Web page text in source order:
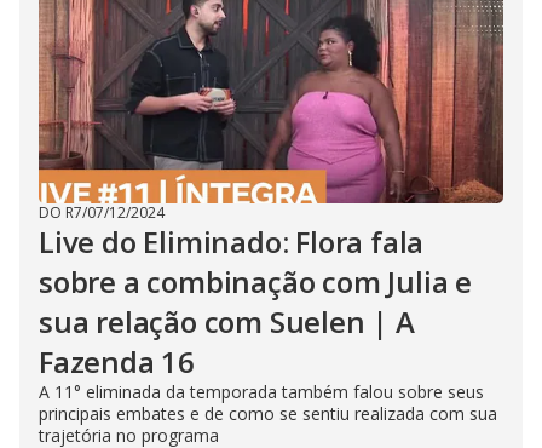
DO R7/07/12/2024
Live do Eliminado: Flora fala
sobre a combinação com Julia e
sua relação com Suelen | A
Fazenda 16
A 11° eliminada da temporada também falou sobre seus
principais embates e de como se sentiu realizada com sua
trajetória no programa